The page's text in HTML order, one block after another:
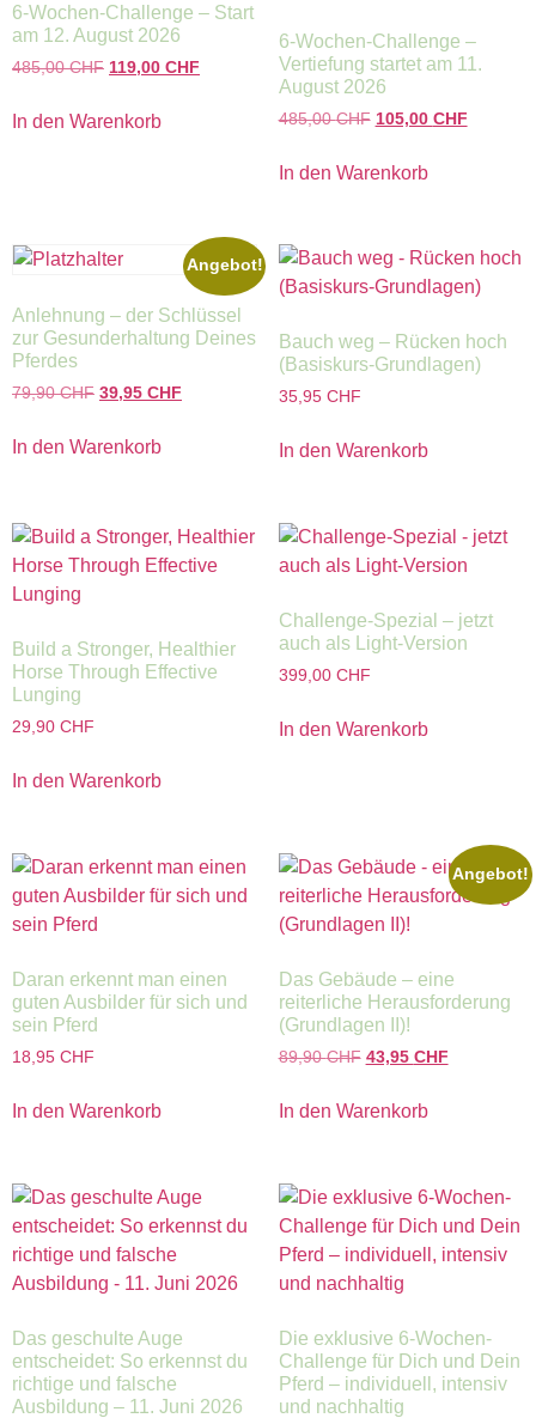
6-Wochen-Challenge – Start
am 12. August 2026
485,00CHF 119,00 CHF
In den Warenkorb
6-Wochen-Challenge –
Vertiefung startet am 11.
August 2026
485,00CHF 105,00 CHF
In den Warenkorb
Angebot!
Anlehnung – der Schlüssel
zur Gesunderhaltung Deines
Pferdes
79,90CHF 39,95 CHF
In den Warenkorb
Bauch weg – Rücken hoch
(Basiskurs-Grundlagen)
35,95 CHF
In den Warenkorb
Build a Stronger, Healthier
Horse Through Effective
Lunging
29,90 CHF
In den Warenkorb
Challenge-Spezial – jetzt
auch als Light-Version
399,00 CHF
In den Warenkorb
Daran erkennt man einen
guten Ausbilder für sich und
sein Pferd
18,95 CHF
In den Warenkorb
Angebot!
Das Gebäude – eine
reiterliche Herausforderung
(Grundlagen II)!
89,90CHF 43,95 CHF
In den Warenkorb
Das geschulte Auge
entscheidet: So erkennst du
richtige und falsche
Ausbildung – 11. Juni 2026
Die exklusive 6-Wochen-
Challenge für Dich und Dein
Pferd – individuell, intensiv
und nachhaltig